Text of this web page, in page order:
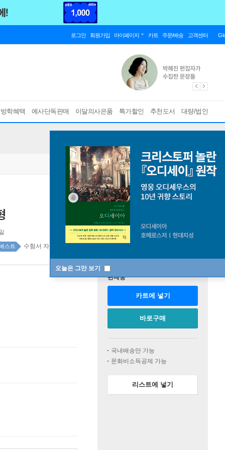
로그인 회원가입 마이페이지 카트 주문/배송 고객센터
학혜택 예사단독판매 이달의사은품 특가할인 추천도서 대량/법인
오늘은 그만 보기
스트 수험서 자격증 top100 1주
판매중
카트에 넣기
바로구매
국내배송만 가능
문화비소득공제 가능
리스트에 넣기